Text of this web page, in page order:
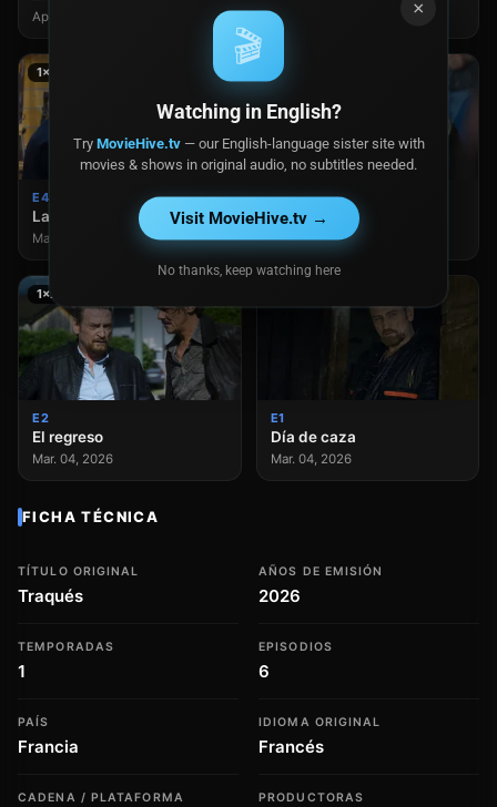
Apr. 01, 2026 Mar. 25, 2026
1×4
E4
La ley de la montaña
Mar. 18, 2026
1×3
E3
Daño colateral
Mar. 11, 2026
1×2
E2
El regreso
Mar. 04, 2026
E1
Día de caza
Mar. 04, 2026
FICHA TÉCNICA
TÍTULO ORIGINAL
Traqués
AÑOS DE EMISIÓN
2026
TEMPORADAS
1
EPISODIOS
6
PAÍS
Francia
IDIOMA ORIGINAL
Francés
CADENA / PLATAFORMA PRODUCTORAS
×
🎬
Watching in English?
Try MovieHive.tv— our English-language sister site with
movies & shows in original audio, no subtitles needed.
Visit MovieHive.tv →
No thanks, keep watching here